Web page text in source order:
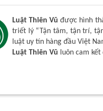
Luật Thiên Vũ được hình
triết lý “Tận tâm, tận trí,
luật uy tín hàng đầu Việt
Luật Thiên Vũ luôn cam kết